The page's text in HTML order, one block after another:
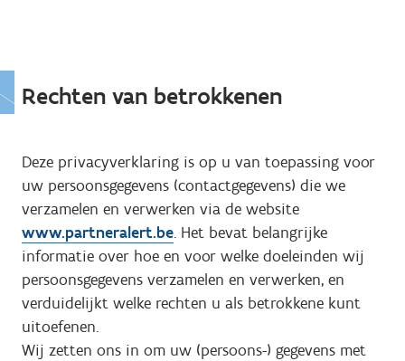
Rechten van betrokkenen
Deze privacyverklaring is op u van toepassing voor
uw persoonsgegevens (contactgegevens) die we
verzamelen en verwerken via de website
www.partneralert.be. Het bevat belangrijke
informatie over hoe en voor welke doeleinden wij
persoonsgegevens verzamelen en verwerken, en
verduidelijkt welke rechten u als betrokkene kunt
uitoefenen.
Wij zetten ons in om uw (persoons-) gegevens met